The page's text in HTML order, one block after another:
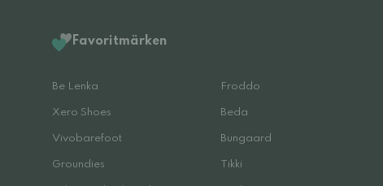
Favoritmärken
Be Lenka Froddo
Xero Shoes Beda
Vivobarefoot Bungaard
Groundies Tikki